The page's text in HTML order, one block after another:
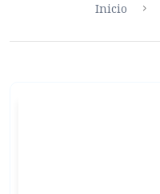
Inicio